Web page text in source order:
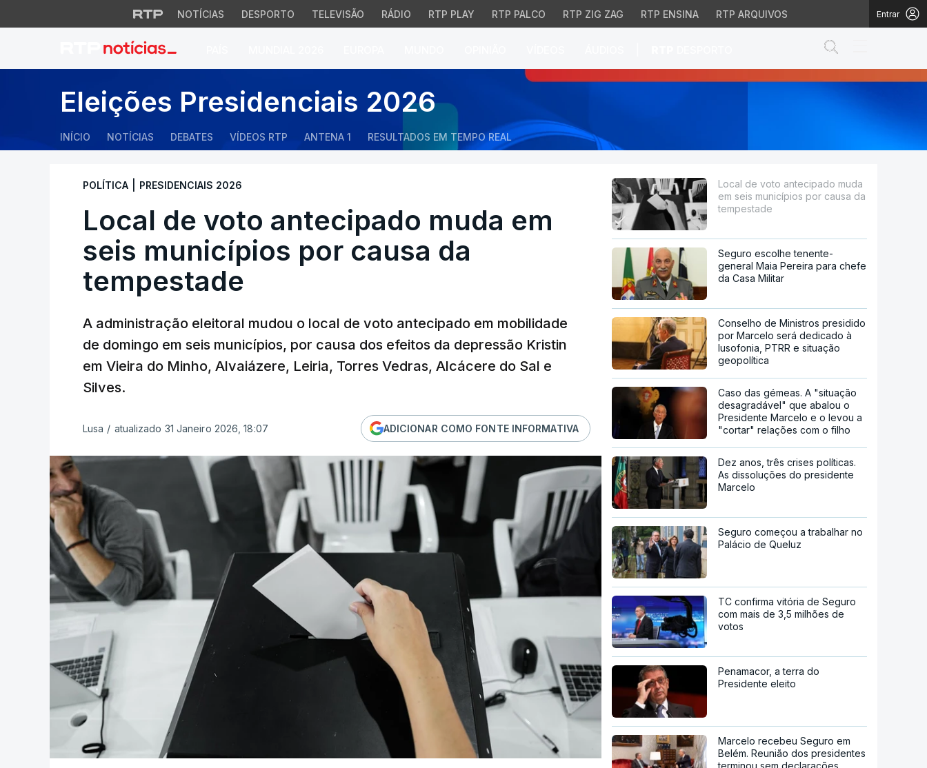
NOTÍCIAS DESPORTO TELEVISÃO RÁDIO RTP PLAY RTP PALCO RTP ZIG ZAG RTP ENSINA RTP ARQUIVOS Entrar
Local de voto antecipado muda em seis municípios por causa da
Eleições Presidenciais 2026
INÍCIO NOTÍCIAS DEBATES VÍDEOS RTP ANTENA 1 RESULTADOS EM TEMPO REAL
POLÍTICA PRESIDENCIAIS 2026
Local de voto antecipado muda em
seis municípios por causa da
tempestade
A administração eleitoral mudou o local de voto antecipado em mobilidade
de domingo em seis municípios, por causa dos efeitos da depressão Kristin
em Vieira do Minho, Alvaiázere, Leiria, Torres Vedras, Alcácere do Sal e
Silves.
Lusa / atualizado 31 Janeiro 2026, 18:07 ADICIONAR COMO FONTE INFORMATIVA
Local de voto antecipado muda
em seis municípios por causa da
tempestade
Seguro escolhe tenente-
general Maia Pereira para chefe
da Casa Militar
Conselho de Ministros presidido
por Marcelo será dedicado à
lusofonia, PTRR e situação
geopolítica
Caso das gémeas. A "situação
desagradável" que abalou o
Presidente Marcelo e o levou a
"cortar" relações com o filho
Dez anos, três crises políticas.
As dissoluções do presidente
Marcelo
Seguro começou a trabalhar no
Palácio de Queluz
TC confirma vitória de Seguro
com mais de 3,5 milhões de
votos
Penamacor, a terra do
Presidente eleito
Marcelo recebeu Seguro em
Belém. Reunião dos presidentes
terminou sem declarações